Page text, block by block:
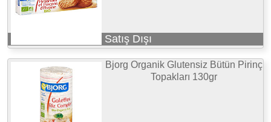
Satış Dışı
Bjorg Organik Glutensiz Bütün Pirinç
Topakları 130gr